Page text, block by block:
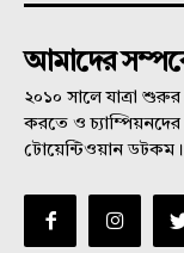
আমাদের
২০১০ সালে যাত্রা
করতে ও
টোয়েন্টিওয়ান